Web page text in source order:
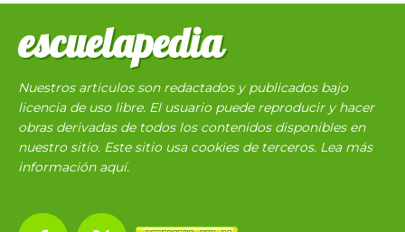
escuelapedia
Nuestros articulos son redactados y publicados bajo
licencia de uso libre. El usuario puede reproducir y hacer
obras derivadas de todos los contenidos disponibles en
nuestro sitio. Este sitio usa cookies de terceros. Lea más
información aquí.